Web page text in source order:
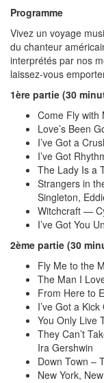
Programme
Vivez un voyage
du chanteur
interprétés par nos
laissez-vous
1ère partie (30
Come Fly with
Love’s Been
I’ve Got a
I’ve Got
The Lady Is a
Strangers in
Singleton,
Witchcraft —
I’ve Got You
2ème partie (30
Fly Me to the
The Man I
From Here to
I’ve Got a
You Only Live
They Can’t
Ira Gershwin
Down Town –
New York,